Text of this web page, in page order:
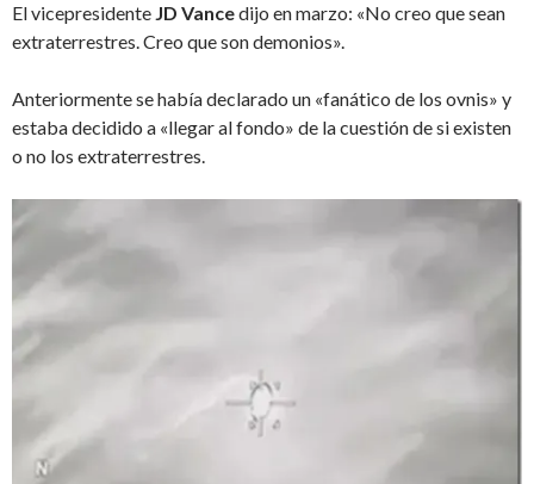
El vicepresidente JD Vancedijo en marzo: «No creo que sean
extraterrestres. Creo que son demonios».
Anteriormente se había declarado un «fanático de los ovnis» y
estaba decidido a «llegar al fondo» de la cuestión de si existen
o no los extraterrestres.